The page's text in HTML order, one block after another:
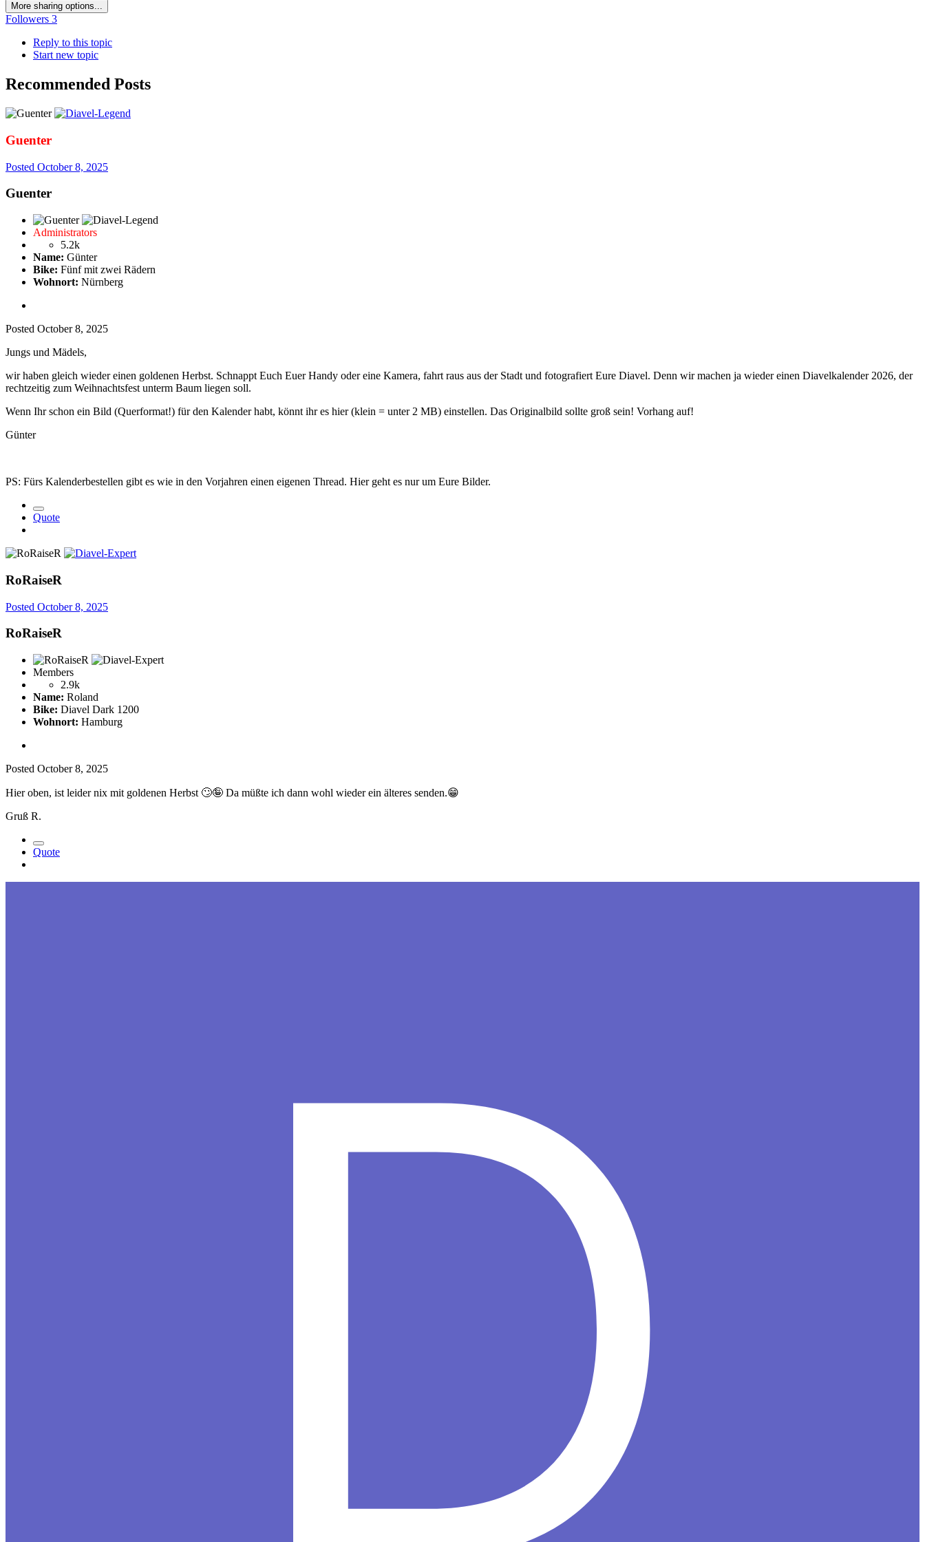
More sharing options...
Followers 3
Reply to this topic
Start new topic
Recommended Posts
Guenter
Posted October 8, 2025
Guenter
Administrators
5.2k
Name: Günter
Bike: Fünf mit zwei Rädern
Wohnort: Nürnberg
Posted October 8, 2025
Jungs und Mädels,
wir haben gleich wieder einen goldenen Herbst. Schnappt Euch Euer Handy oder eine Kamera, fahrt raus aus der Stadt und fotografiert Eure Diavel. Denn wir machen ja wieder einen Diavelkalender 2026, der
rechtzeitig zum Weihnachtsfest unterm Baum liegen soll.
Wenn Ihr schon ein Bild (Querformat!) für den Kalender habt, könnt ihr es hier (klein = unter 2 MB) einstellen. Das Originalbild sollte groß sein! Vorhang auf!
Günter
PS: Fürs Kalenderbestellen gibt es wie in den Vorjahren einen eigenen Thread. Hier geht es nur um Eure Bilder.
Quote
RoRaiseR
Posted October 8, 2025
RoRaiseR
Members
2.9k
Name: Roland
Bike: Diavel Dark 1200
Wohnort: Hamburg
Posted October 8, 2025
Hier oben, ist leider nix mit goldenen Herbst 🙄🤪 Da müßte ich dann wohl wieder ein älteres senden.😁
Gruß R.
Quote